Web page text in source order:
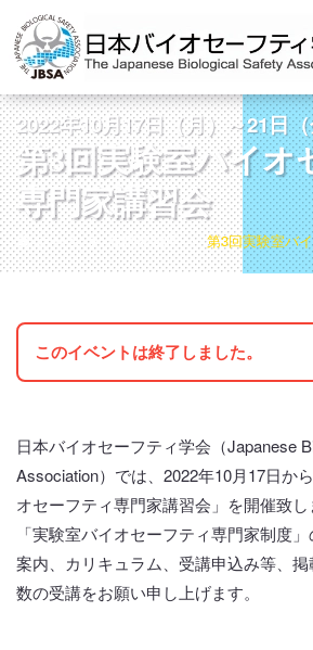
2022年10月17日（月）～21日
第3回実験室バイオ
専門家講習会
ホーム 専門家制度 第3回実験室バ
このイベントは終了しました。
日本バイオセーフティ学会（Japanese
Association）では、2022年10月17日か
オセーフティ専門家講習会」を開催致し
「実験室バイオセーフティ専門家制度
案内、カリキュラム、受講申込み等、
数の受講をお願い申し上げます。